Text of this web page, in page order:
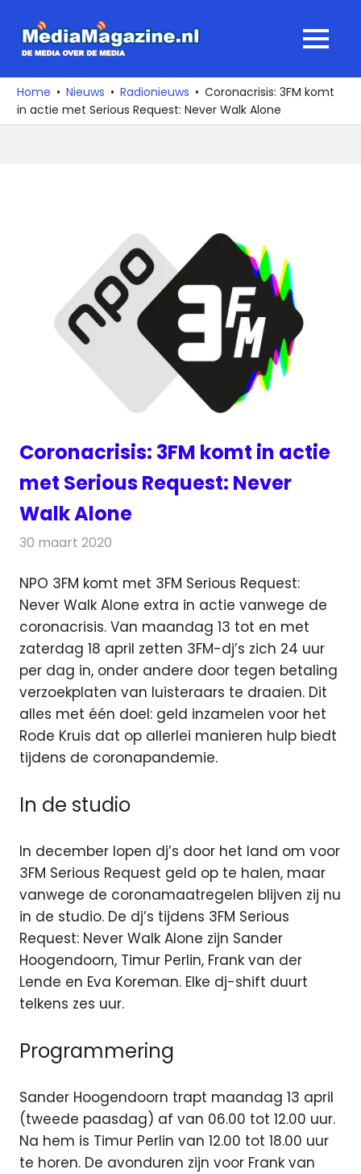
naar
media
over
de
MENU
Home Nieuws Radionieuws
Coronacrisis: 3FM komt
in actie met Serious Request: Never Walk Alone
Coronacrisis: 3FM komt in actie
met Serious Request: Never
Walk Alone
30 maart 2020
NPO 3FM komt met 3FM Serious Request:
Never Walk Alone extra in actie vanwege de
coronacrisis. Van maandag 13 tot en met
zaterdag 18 april zetten 3FM-dj’s zich 24 uur
per dag in, onder andere door tegen betaling
verzoekplaten van luisteraars te draaien. Dit
alles met één doel: geld inzamelen voor het
Rode Kruis dat op allerlei manieren hulp biedt
tijdens de coronapandemie.
In de studio
In december lopen dj’s door het land om voor
3FM Serious Request geld op te halen, maar
vanwege de coronamaatregelen blijven zij nu
in de studio. De dj’s tijdens 3FM Serious
Request: Never Walk Alone zijn Sander
Hoogendoorn, Timur Perlin, Frank van der
Lende en Eva Koreman. Elke dj-shift duurt
telkens zes uur.
Programmering
Sander Hoogendoorn trapt maandag 13 april
(tweede paasdag) af van 06.00 tot 12.00 uur.
Na hem is Timur Perlin van 12.00 tot 18.00 uur
te horen. De avonduren zijn voor Frank van